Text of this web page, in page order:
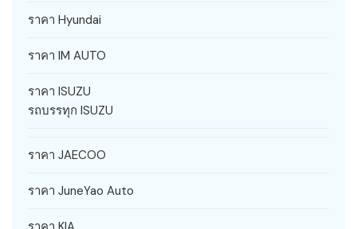
ราคา Hyundai
ราคา IM AUTO
ราคา ISUZU
รถบรรทุก ISUZU
ราคา JAECOO
ราคา JuneYao Auto